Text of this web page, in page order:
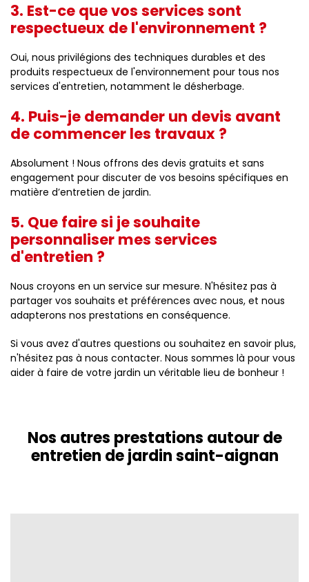
3. Est-ce que vos services sont
respectueux de l'environnement ?
Oui, nous privilégions des techniques durables et des
produits respectueux de l'environnement pour tous nos
services d'entretien, notamment le désherbage.
4. Puis-je demander un devis avant
de commencer les travaux ?
Absolument ! Nous offrons des devis gratuits et sans
engagement pour discuter de vos besoins spécifiques en
matière d’entretien de jardin.
5. Que faire si je souhaite
personnaliser mes services
d'entretien ?
Nous croyons en un service sur mesure. N'hésitez pas à
partager vos souhaits et préférences avec nous, et nous
adapterons nos prestations en conséquence.
Si vous avez d'autres questions ou souhaitez en savoir plus,
n'hésitez pas à nous contacter. Nous sommes là pour vous
aider à faire de votre jardin un véritable lieu de bonheur !
Nos autres prestations autour de
entretien de jardin saint-aignan